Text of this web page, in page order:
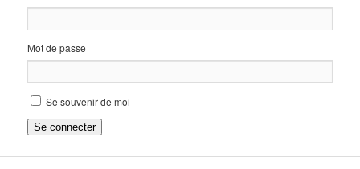
Mot de passe
Se souvenir de moi
Se connecter